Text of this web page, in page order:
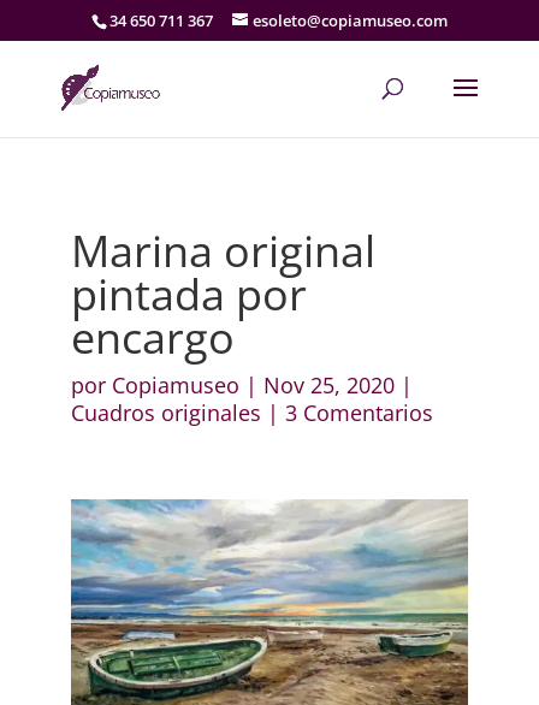
34 650 711 367 esoleto@copiamuseo.com
Marina original
pintada por
encargo
por Copiamuseo | Nov 25, 2020|
Cuadros originales | 3 Comentarios